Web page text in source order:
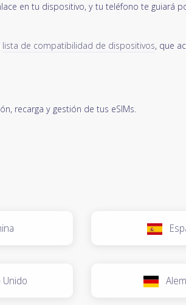
en tu dispositivo, y tu teléfono te guiará
lista de compatibilidad de dispositivos, que
recarga y gestión de tus eSIMs.
Unido